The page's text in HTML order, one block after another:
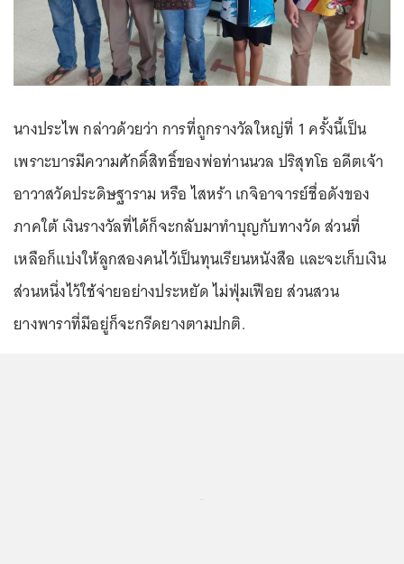
นางประไพ กล่าวด้วยว่า การที่ถูกรางวัลใหญ่ที่ 1 ครั้งนี้เป็น
เพราะบารมีความศักดิ์สิทธิ์ของพ่อท่านนวล ปริสุทโธ อดีตเจ้า
อาวาสวัดประดิษฐาราม หรือ ไสหร้า เกจิอาจารย์ชื่อดังของ
ภาคใต้ เงินรางวัลที่ได้ก็จะกลับมาทำบุญกับทางวัด ส่วนที่
เหลือก็แบ่งให้ลูกสองคนไว้เป็นทุนเรียนหนังสือ และจะเก็บเงิน
ส่วนหนึ่งไว้ใช้จ่ายอย่างประหยัด ไม่ฟุ่มเฟือย ส่วนสวน
ยางพาราที่มีอยู่ก็จะกรีดยางตามปกติ.